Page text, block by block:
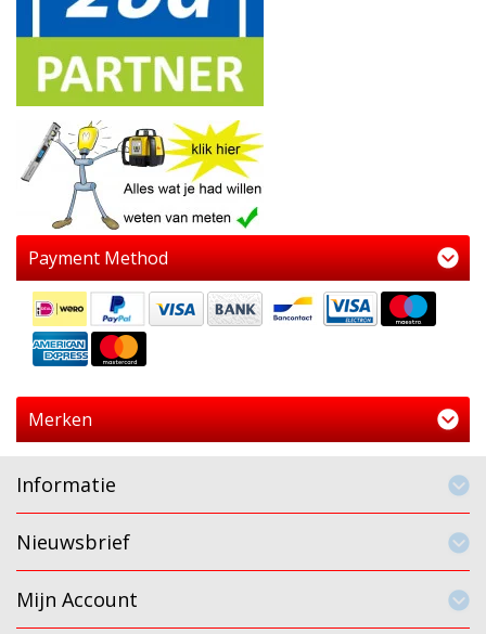
Payment Method
Merken
Informatie
Nieuwsbrief
Mijn Account